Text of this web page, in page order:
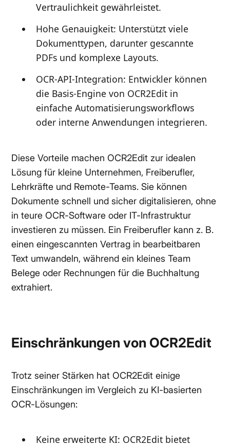
Vertraulichkeit gewährleistet.
Hohe Genauigkeit: Unterstützt viele
Dokumenttypen, darunter gescannte
PDFs und komplexe Layouts.
OCR-API-Integration: Entwickler können
die Basis-Engine von OCR2Edit in
einfache Automatisierungsworkflows
oder interne Anwendungen integrieren.
Diese Vorteile machen OCR2Edit zur idealen
Lösung für kleine Unternehmen, Freiberufler,
Lehrkräfte und Remote-Teams. Sie können
Dokumente schnell und sicher digitalisieren, ohne
in teure OCR-Software oder IT-Infrastruktur
investieren zu müssen. Ein Freiberufler kann z. B.
einen eingescannten Vertrag in bearbeitbaren
Text umwandeln, während ein kleines Team
Belege oder Rechnungen für die Buchhaltung
extrahiert.
Einschränkungen von OCR2Edit
Trotz seiner Stärken hat OCR2Edit einige
Einschränkungen im Vergleich zu KI-basierten
OCR-Lösungen:
Keine erweiterte KI: OCR2Edit bietet